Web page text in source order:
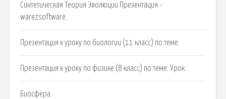
Синтетическая Теория Эволюции Презентация -
warezsoftware.
Презентация к уроку по биологии (11 класс) по теме.
Презентация к уроку по физике (8 класс) по теме: Урок.
Биосфера.